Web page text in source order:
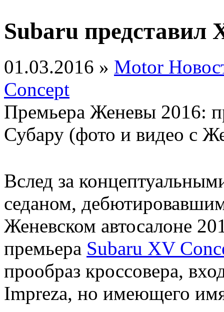
Subaru представил
01.03.2016 » Motor
Concept
Премьера Женевы 2016:
Субару (фото и видео с
Вслед за
седаном,
Женевском автосалоне
премьера Subaru XV
прообраз кроссовера,
Impreza, но имеющего